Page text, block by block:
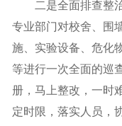
二是全面排查整治
专业部门对校舍、围
施、实验设备、危化
等进行一次全面的巡
册，马上整改，一时
定时限，落实人员，